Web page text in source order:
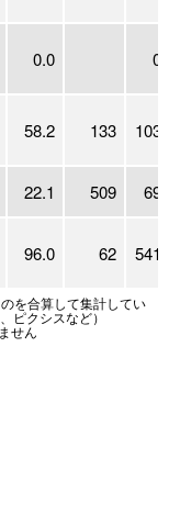
0.0 0.0
58.2 133 103.8
22.1 509
69.4
96.0 62 541.9
を合算して集計してい
ピクシスなど）
せん